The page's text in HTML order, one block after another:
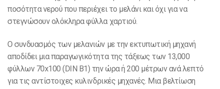
ποσότητα νερού που περιέχει το μελάνι και όχι για να
στεγνώσουν ολόκληρα φύλλα χαρτιού.
Ο συνδυασμός των μελανιών με την εκτυπωτική μηχανή
αποδίδει μια παραγωγικότητα της τάξεως των 13,000
φύλλων 70x100 (DIN B1) την ώρα ή 200 μέτρων ανά λεπτό
για τις αντίστοιχες κυλινδρικές μηχανές. Μια βελτίωση